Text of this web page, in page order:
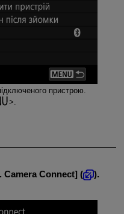
пристрою.
Camera Connect] (
).